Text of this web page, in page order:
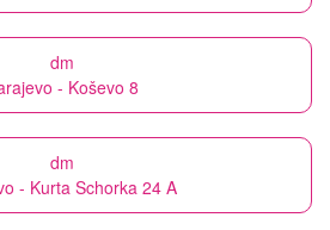
dm
- Koševo 8
dm
- Kurta Schorka 24 A